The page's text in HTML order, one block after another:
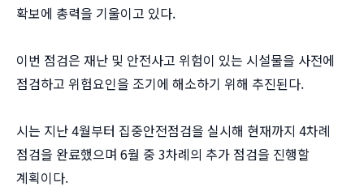
확보에 총력을 기울이고 있다.
이번 점검은 재난 및 안전사고 위험이 있는 시설물을 사전에
점검하고 위험요인을 조기에 해소하기 위해 추진된다.
시는 지난 4월부터 집중안전점검을 실시해 현재까지 4차례
점검을 완료했으며 6월 중 3차례의 추가 점검을 진행할
계획이다.